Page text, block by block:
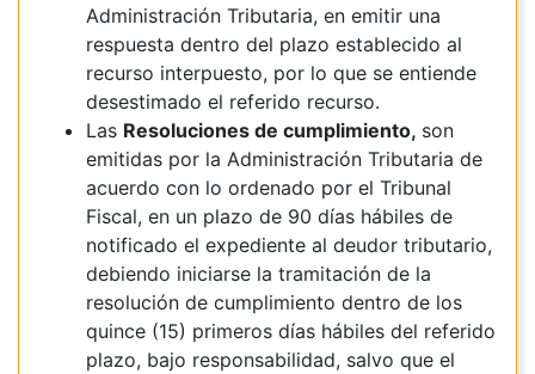
Administración Tributaria, en emitir una
respuesta dentro del plazo establecido al
recurso interpuesto, por lo que se entiende
desestimado el referido recurso.
Las Resoluciones de cumplimiento, son
emitidas por la Administración Tributaria de
acuerdo con lo ordenado por el Tribunal
Fiscal, en un plazo de 90 días hábiles de
notificado el expediente al deudor tributario,
debiendo iniciarse la tramitación de la
resolución de cumplimiento dentro de los
quince (15) primeros días hábiles del referido
plazo, bajo responsabilidad, salvo que el